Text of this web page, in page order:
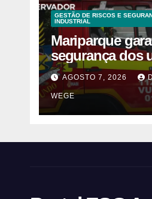
GESTÃO DE RISCOS E
INDUSTRIAL
Mariparque
segurança dos
após acidente –
Observador
AGOSTO 7, 2026
WEGE